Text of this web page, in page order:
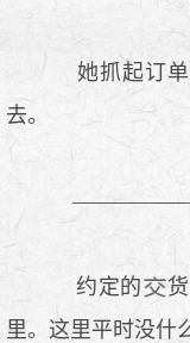
她抓起订单
去。
约定的
里。这里平时没什